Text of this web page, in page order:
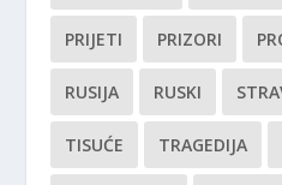
PRIJETI PRIZORI
RUSIJA RUSKI
TISUĆE TRAGEDIJA